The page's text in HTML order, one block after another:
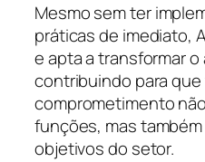
Mesmo sem ter
práticas de imediato,
e apta a transformar
contribuindo para
comprometimento
funções, mas
objetivos do setor.